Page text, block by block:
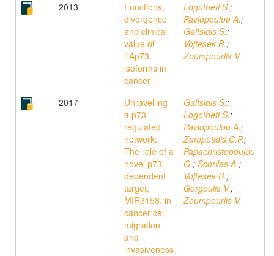
2013
Functions,
divergence
and clinical
value of
TAp73
isoforms in
cancer
Logotheti S.;
Pavlopoulou A.;
Galtsidis S.;
Vojtesek B.;
Zoumpourlis V.
2017
Unravelling
a p73-
regulated
network:
The role of a
novel p73-
dependent
target,
MIR3158, in
cancer cell
migration
and
invasiveness
Galtsidis S.;
Logotheti S.;
Pavlopoulou A.;
Zampetidis C.P.;
Papachristopoulou
G.; Scorilas A.;
Vojtesek B.;
Gorgoulis V.;
Zoumpourlis V.